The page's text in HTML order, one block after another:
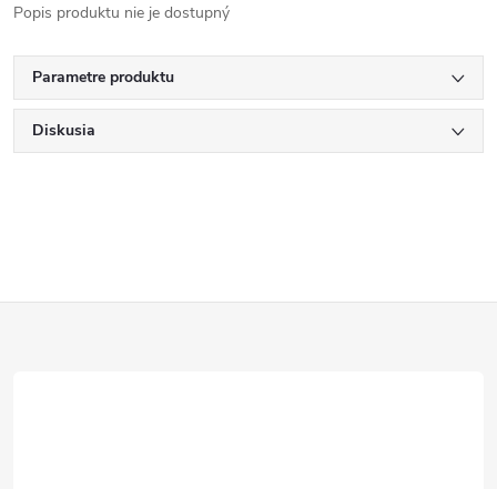
Popis produktu nie je dostupný
Parametre produktu
Diskusia